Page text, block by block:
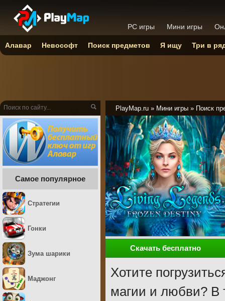
PlayMap.ru » Мини игры » Поиск
Скачать бесплатно
Хотите
магии и любви? В
Самое популярное
Стратегии
Гонки
Зума шарики
Маджонг
PC игры Мини игры
Алавар Невософт Поиск предметов Я ищу Три в